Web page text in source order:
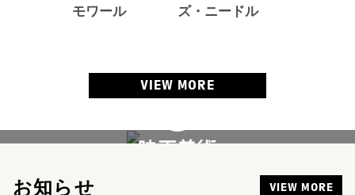
モワール
ズ・ニードル
VIEW MORE
映画美術
お知らせ VIEW MORE